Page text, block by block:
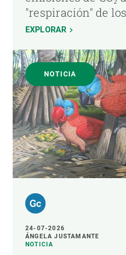
"respiración" de
EXPLORAR
NOTICIA
24-07-2026
ÁNGELA JUSTAMANTE
NOTICIA